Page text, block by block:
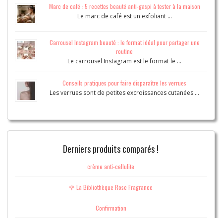
Marc de café : 5 recettes beauté anti-gaspi à tester à la maison
Le marc de café est un exfoliant …
Carrousel Instagram beauté : le format idéal pour partager une
routine
Le carrousel Instagram est le format le …
Conseils pratiques pour faire disparaître les verrues
Les verrues sont de petites excroissances cutanées …
Derniers produits comparés !
crème anti-cellulite
🌹 La Bibliothèque Rose Fragrance
Confirmation